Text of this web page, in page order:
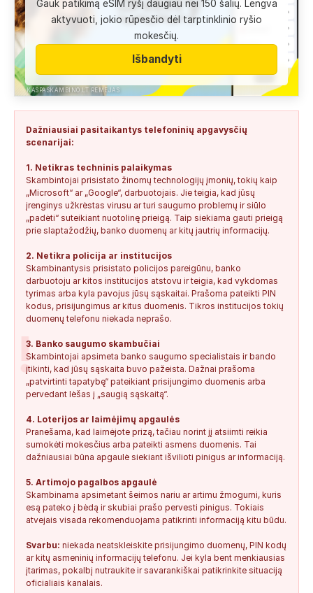
Anonimas:
Labai gera pagalbininke, konsultavausi ne karta
del teises mokslu
SAUGUS +37060763626 2026-08-04 2
Anonimas: Paskambino kažkokia [vardas paslėptas] ir siūlo
susipažint. Skamba kaip dirbtinio...
Jonas: Vivus.lt
Anonimas: Gauta SMS žinutė: " Moters neturi?
NEPATIKIMAS +37060388940 2026-08-02 0
Keista: Sukčių stacionaraus telefono numeris tiesiog Vilniaus
+37052041945 2026-08-01
KASPASKAMBINO.LT RĖMĖJAS
Gauk patikimą eSIM ryšį daugiau nei 150 šalių. Lengva
aktyvuoti, jokio rūpesčio dėl tarptinklinio ryšio
mokesčių.
Išbandyti
!
Dažniausiai pasitaikantys telefoninių apgavysčių
scenarijai:
1. Netikras techninis palaikymas
Skambintojai prisistato žinomų technologijų įmonių, tokių kaip
„Microsoft“ ar „Google“, darbuotojais. Jie teigia, kad jūsų
įrenginys užkrėstas virusu ar turi saugumo problemų ir siūlo
„padėti“ suteikiant nuotolinę prieigą. Taip siekiama gauti prieigą
prie slaptažodžių, banko duomenų ar kitų jautrių informacijų.
2. Netikra policija ar institucijos
Skambinantysis prisistato policijos pareigūnu, banko
darbuotoju ar kitos institucijos atstovu ir teigia, kad vykdomas
tyrimas arba kyla pavojus jūsų sąskaitai. Prašoma pateikti PIN
kodus, prisijungimus ar kitus duomenis. Tikros institucijos tokių
duomenų telefonu niekada neprašo.
3. Banko saugumo skambučiai
Skambintojai apsimeta banko saugumo specialistais ir bando
įtikinti, kad jūsų sąskaita buvo pažeista. Dažnai prašoma
„patvirtinti tapatybę“ pateikiant prisijungimo duomenis arba
pervedant lėšas į „saugią sąskaitą“.
4. Loterijos ar laimėjimų apgaulės
Pranešama, kad laimėjote prizą, tačiau norint jį atsiimti reikia
sumokėti mokesčius arba pateikti asmens duomenis. Tai
dažniausiai būna apgaulė siekiant išvilioti pinigus ar informaciją.
5. Artimojo pagalbos apgaulė
Skambinama apsimetant šeimos nariu ar artimu žmogumi, kuris
esą pateko į bėdą ir skubiai prašo pervesti pinigus. Tokiais
atvejais visada rekomenduojama patikrinti informaciją kitu būdu.
Svarbu: niekada neatskleiskite prisijungimo duomenų, PIN kodų
ar kitų asmeninių informacijų telefonu. Jei kyla bent menkiausias
įtarimas, pokalbį nutraukite ir savarankiškai patikrinkite situaciją
oficialiais kanalais.